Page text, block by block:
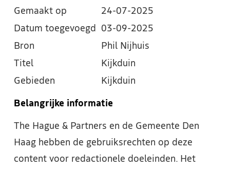
Gemaakt op
24-07-2025
Datum toegevoegd
03-09-2025
Bron
Phil Nijhuis
Titel
Kijkduin
Gebieden
Kijkduin
Belangrijke informatie
The Hague & Partners en de Gemeente Den
Haag hebben de gebruiksrechten op deze
content voor redactionele doeleinden. Het